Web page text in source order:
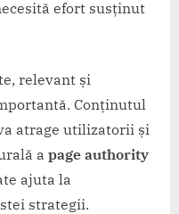
efort susținut
relevant și
Conținutul
atrage utilizatorii și
a page authority
ajuta la
strategii.